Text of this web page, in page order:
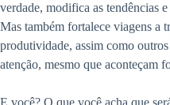
verdade, modifica as tendências
Mas também fortalece viagens a
produtividade, assim como
atenção, mesmo que aconteçam
E você? O que você acha que